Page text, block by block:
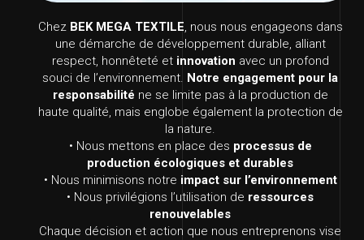
Chez BEK MEGA TEXTILE, nous nous engageons dans
une démarche de développement durable, alliant
respect, honnêteté et innovation avec un profond
souci de l’environnement. Notre engagement pour la
responsabilité ne se limite pas à la production de
haute qualité, mais englobe également la protection de
la nature.
• Nous mettons en place des processus de
production écologiques et durables
• Nous minimisons notre impact sur l’environnement
• Nous privilégions l’utilisation de ressources
renouvelables
Chaque décision et action que nous entreprenons vise